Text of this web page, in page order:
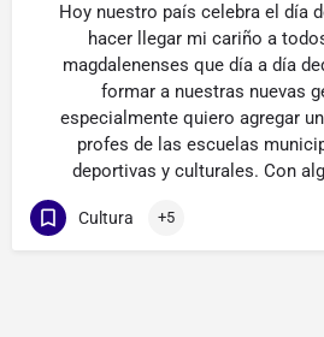
Hoy nuestro país celebra el día
hacer llegar mi cariño a
magdalenenses que día a día
formar a nuestras nuevas
especialmente quiero agregar
profes de las escuelas
deportivas y culturales. Con
Cultura +5